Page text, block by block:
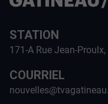
STATION
171-A Rue Jean-
COURRIEL